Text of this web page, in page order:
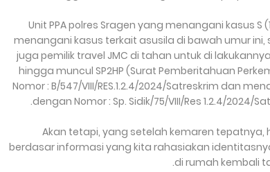
Unit PPA polres Sragen yang menangani kasus
menangani kasus terkait asusila di bawah umur
juga pemilik travel JMC di tahan untuk di
hingga muncul SP2HP (Surat Pemberitahuan
Nomor : B/547/VIII/RES.1.2.4/2024/Satreskrim dan
dengan Nomor : Sp. Sidik/75/VIII/Res 1.2.4/2024/
Akan tetapi, yang setelah kemaren tepatnya,
berdasar informasi yang kita rahasiakan
di rumah kembali